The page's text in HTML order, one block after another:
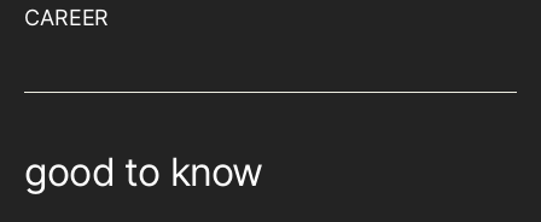
CAREER
good to know